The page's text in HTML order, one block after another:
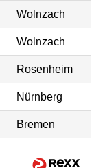
Wolnzach
Wolnzach
Rosenheim
Nürnberg
Bremen